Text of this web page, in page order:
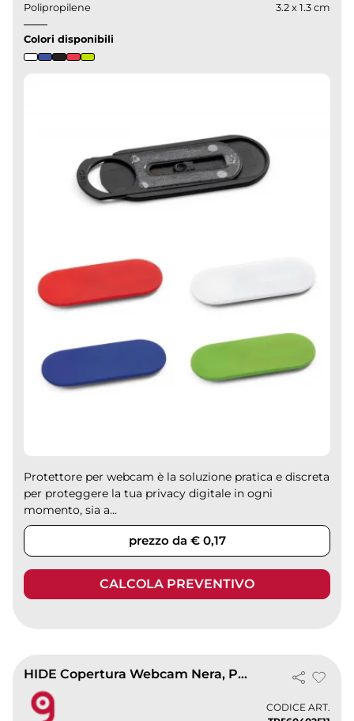
Polipropilene
3.2 x 1.3 cm
Colori disponibili
Protettore per webcam è la soluzione pratica e discreta
per proteggere la tua privacy digitale in ogni
momento, sia a...
prezzo da € 0,17
CALCOLA PREVENTIVO
HIDE Copertura Webcam Nera, Plastica, 4x1,6 cm, Leggera
CODICE ART.